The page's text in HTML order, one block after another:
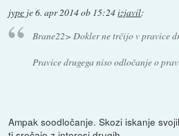
jype je6. apr 2014 ob 15:24izjavil:
Brane22> Dokler ne trčijo v pravice
Pravice drugega niso odločanje o
Ampak soodločanje. Skozi iskanje